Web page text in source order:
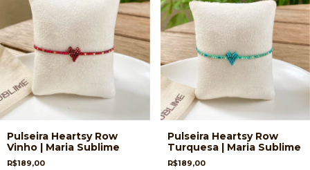
Pulseira Heartsy Row
Vinho | Maria Sublime
R$189,00
Pulseira Heartsy Row
Turquesa | Maria Sublime
R$189,00